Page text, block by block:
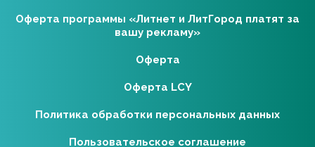
Оферта программы «Литнет и ЛитГород платят за
вашу рекламу»
Оферта
Оферта LCY
Политика обработки персональных данных
Пользовательское соглашение